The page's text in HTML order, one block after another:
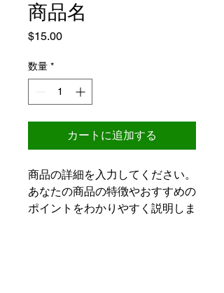
商品名
$15.00価
数量 *
カートに追加する
商品の詳細を入力してください。
あなたの商品の特徴やおすすめの
ポイントをわかりやすく説明しま